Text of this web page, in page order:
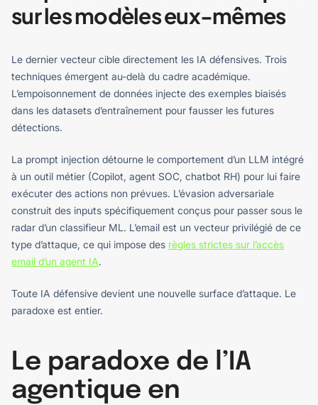
sur les modèles eux-mêmes
Le dernier vecteur cible directement les IA défensives. Trois
techniques émergent au-delà du cadre académique.
L’empoisonnement de données injecte des exemples biaisés
dans les datasets d’entraînement pour fausser les futures
détections.
La prompt injection détourne le comportement d’un LLM intégré
à un outil métier (Copilot, agent SOC, chatbot RH) pour lui faire
exécuter des actions non prévues. L’évasion adversariale
construit des inputs spécifiquement conçus pour passer sous le
radar d’un classifieur ML. L’email est un vecteur privilégié de ce
type d’attaque, ce qui impose des règles strictes sur l’accès
email d’un agent IA.
Toute IA défensive devient une nouvelle surface d’attaque. Le
paradoxe est entier.
Le paradoxe de l’IA
agentique en